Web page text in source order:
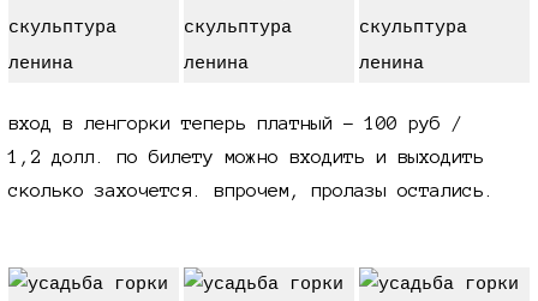
вход в ленгорки теперь платный -100 руб /
1,2 долл.
по билету можно входить и выходить
сколько захочется. впрочем, пролазы остались.